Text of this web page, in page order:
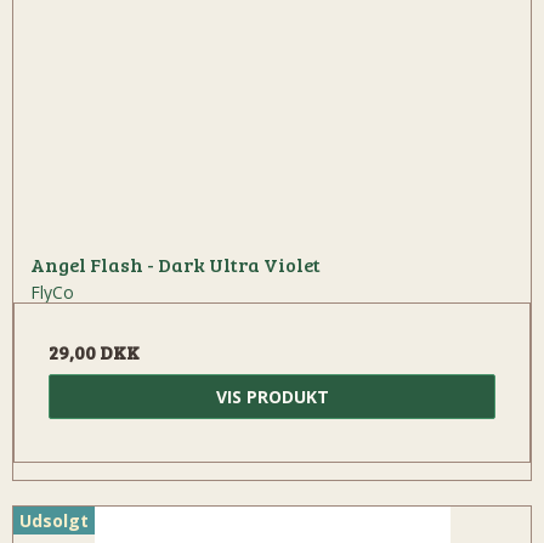
Angel Flash - Dark Ultra Violet
FlyCo
29,00 DKK
VIS PRODUKT
Udsolgt